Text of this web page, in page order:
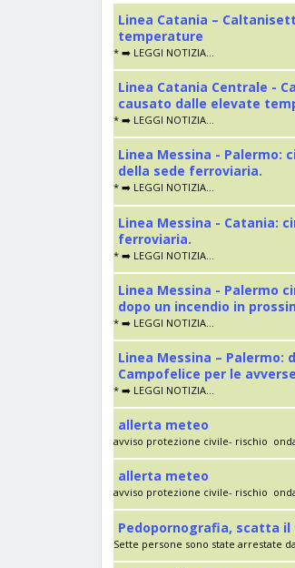
Linea Catania –
temperature
* ➡️ LEGGI NOTIZIA...
Linea Catania Centrale -
causato dalle elevate
* ➡️ LEGGI NOTIZIA...
Linea Messina - Palermo:
della sede ferroviaria.
* ➡️ LEGGI NOTIZIA...
Linea Messina - Catania:
ferroviaria.
* ➡️ LEGGI NOTIZIA...
Linea Messina - Palermo
dopo un incendio in
* ➡️ LEGGI NOTIZIA...
Linea Messina –
Campofelice per le
* ➡️ LEGGI NOTIZIA...
allerta meteo
avviso protezione civile- rischio
allerta meteo
avviso protezione civile- rischio
Pedopornografia, scatta
Sette persone sono state arrestate